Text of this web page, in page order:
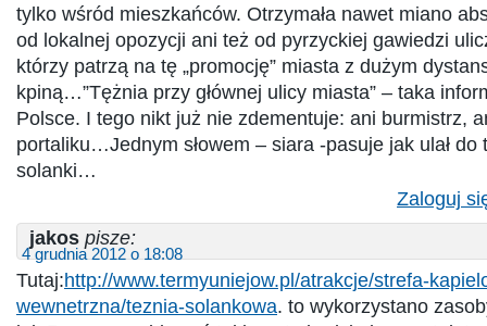
tylko wśród mieszkańców. Otrzymała nawet miano
od lokalnej opozycji ani też od pyrzyckiej gawiedzi
którzy patrzą na tę „promocję” miasta z dużym
kpiną…”Tężnia przy głównej ulicy miasta” – taka
Polsce. I tego nikt już nie zdementuje: ani burmistrz,
portaliku…Jednym słowem – siara -pasuje jak ulał do
solanki…
Zaloguj
jakos pisze:
4 grudnia 2012 o 18:08
Tutaj:http://www.termyuniejow.pl/atrakcje/strefa-
wewnetrzna/teznia-solankowa. to wykorzystano